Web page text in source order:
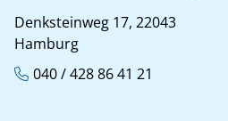
Denksteinweg 17, 22043
Hamburg
040 / 428 86 41 21